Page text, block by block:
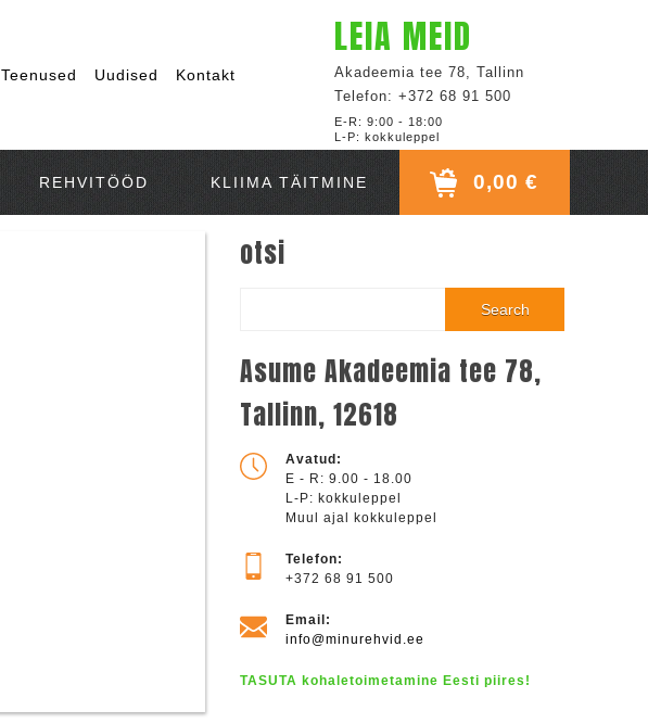
Teenused Uudised Kontakt
LEIA MEID
Akadeemia tee 78, Tallinn
Telefon: +372 68 91 500
E-R: 9:00 - 18:00
L-P: kokkuleppel
REHVITÖÖD KLIIMA TÄITMINE 0,00 €
otsi
Search
Asume Akadeemia tee 78,
Tallinn, 12618
Avatud:
E - R: 9.00 - 18.00
L-P: kokkuleppel
Muul ajal kokkuleppel
Telefon:
+372 68 91 500
Email:
info@minurehvid.ee
TASUTA kohaletoimetamine Eesti piires!